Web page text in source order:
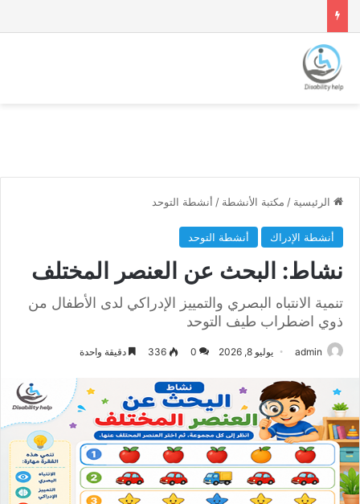
الرئيسية / مكتبة الأنشطة / أنشطة التوحد
أنشطة الإدراك أنشطة التوحد
نشاط: البحث عن العنصر المختلف
تنمية الانتباه البصري والتمييز الإدراكي لدى الأطفال من
ذوي اضطراب طيف التوحد
admin يوليو 8, 2026 0
336 دقيقة واحدة